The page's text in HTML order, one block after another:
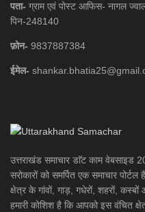
पता- ग्राम एवं पोस्ट आफिस- नागल
पिन-248140
फ़ोन- 9837887384
ईमेल-
उत्तराखंड समाचार डाॅट काम वेबसाइड
सरोकारों को समर्पित एक समाचार
क्षेत्र के गांवों, गाड़, गधेरों, शहरों,
हमारी कोशिश है कि आपको इस वंचित